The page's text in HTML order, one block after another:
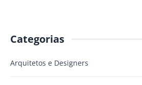
Categorias
Arquitetos e Designers